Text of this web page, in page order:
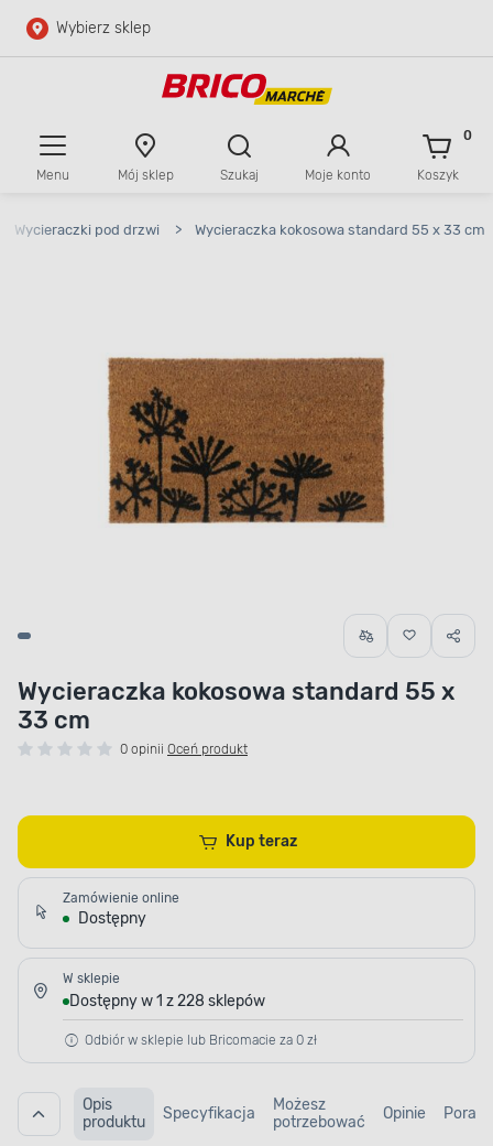
Przejdź do głównej zawartości
Wybierz sklep
Menu Mój sklep Szukaj Moje konto Koszyk
0
Wycieraczki pod drzwi > Wycieraczka kokosowa standard 55 x 33 cm
Wycieraczka kokosowa standard 55 x
33 cm
0 opinii Oceń produkt
Kup teraz
Zamówienie online
Dostępny
W sklepie
Dostępny w 1 z 228 sklepów
Odbiór w sklepie lub Bricomacie za 0 zł
Opis
produktu
Specyfikacja
Możesz
potrzebować
Opinie Porady